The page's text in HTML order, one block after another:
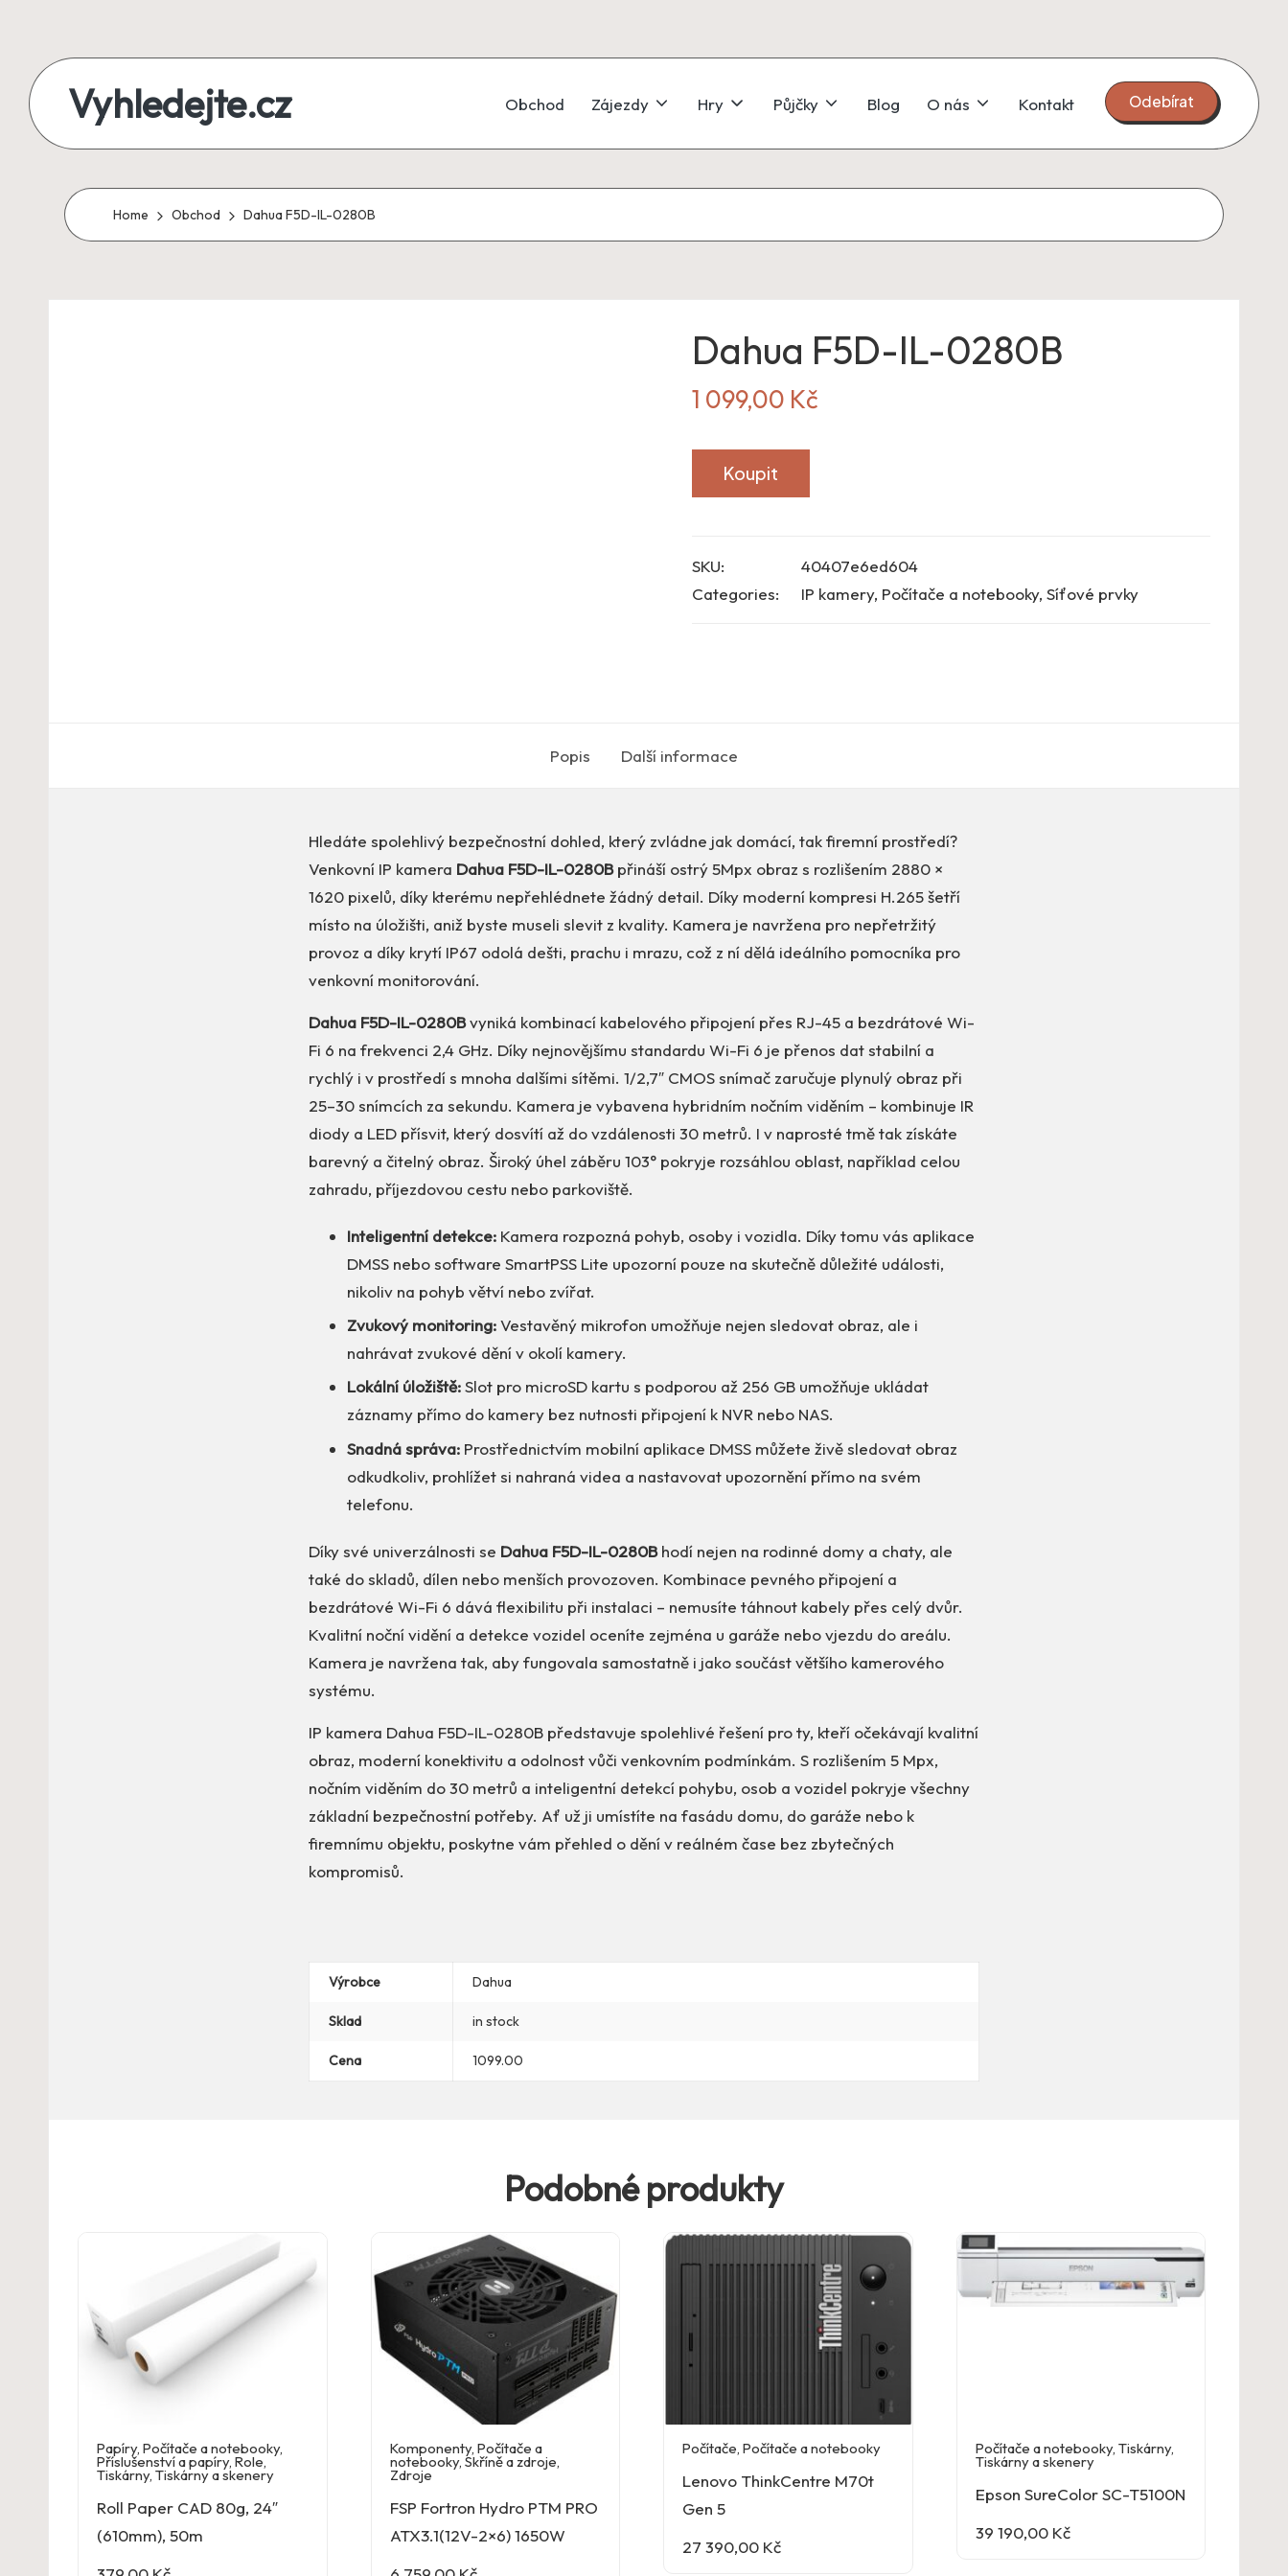
content
Vyhledejte.cz
produkty
i
Obchod Zájezdy Hry Půjčky Blog O nás Kontakt Odebírat
Home Obchod Dahua F5D-IL-0280B
Dahua F5D-IL-0280B
1 099,00 Kč
Koupit
SKU:
40407e6ed604
Categories:
IP kamery, Počítače a notebooky, Síťové prvky
Popis Další informace
Hledáte spolehlivý bezpečnostní dohled, který zvládne jak domácí, tak firemní prostředí?
Venkovní IP kamera Dahua F5D-IL-0280Bpřináší ostrý 5Mpx obraz s rozlišením 2880 ×
1620 pixelů, díky kterému nepřehlédnete žádný detail. Díky moderní kompresi H.265 šetří
místo na úložišti, aniž byste museli slevit z kvality. Kamera je navržena pro nepřetržitý
provoz a díky krytí IP67 odolá dešti, prachu i mrazu, což z ní dělá ideálního pomocníka pro
venkovní monitorování.
Dahua F5D-IL-0280Bvyniká kombinací kabelového připojení přes RJ-45 a bezdrátové Wi-
Fi 6 na frekvenci 2,4 GHz. Díky nejnovějšímu standardu Wi-Fi 6 je přenos dat stabilní a
rychlý i v prostředí s mnoha dalšími sítěmi. 1/2,7″ CMOS snímač zaručuje plynulý obraz při
25–30 snímcích za sekundu. Kamera je vybavena hybridním nočním viděním – kombinuje IR
diody a LED přísvit, který dosvítí až do vzdálenosti 30 metrů. I v naprosté tmě tak získáte
barevný a čitelný obraz. Široký úhel záběru 103° pokryje rozsáhlou oblast, například celou
zahradu, příjezdovou cestu nebo parkoviště.
Inteligentní detekce: Kamera rozpozná pohyb, osoby i vozidla. Díky tomu vás aplikace
DMSS nebo software SmartPSS Lite upozorní pouze na skutečně důležité události,
nikoliv na pohyb větví nebo zvířat.
Zvukový monitoring:Vestavěný mikrofon umožňuje nejen sledovat obraz, ale i
nahrávat zvukové dění v okolí kamery.
Lokální úložiště:Slot pro microSD kartu s podporou až 256 GB umožňuje ukládat
záznamy přímo do kamery bez nutnosti připojení k NVR nebo NAS.
Snadná správa: Prostřednictvím mobilní aplikace DMSS můžete živě sledovat obraz
odkudkoliv, prohlížet si nahraná videa a nastavovat upozornění přímo na svém
telefonu.
Díky své univerzálnosti se Dahua F5D-IL-0280Bhodí nejen na rodinné domy a chaty, ale
také do skladů, dílen nebo menších provozoven. Kombinace pevného připojení a
bezdrátové Wi-Fi 6 dává flexibilitu při instalaci – nemusíte táhnout kabely přes celý dvůr.
Kvalitní noční vidění a detekce vozidel oceníte zejména u garáže nebo vjezdu do areálu.
Kamera je navržena tak, aby fungovala samostatně i jako součást většího kamerového
systému.
IP kamera Dahua F5D-IL-0280B představuje spolehlivé řešení pro ty, kteří očekávají kvalitní
obraz, moderní konektivitu a odolnost vůči venkovním podmínkám. S rozlišením 5 Mpx,
nočním viděním do 30 metrů a inteligentní detekcí pohybu, osob a vozidel pokryje všechny
základní bezpečnostní potřeby. Ať už ji umístíte na fasádu domu, do garáže nebo k
firemnímu objektu, poskytne vám přehled o dění v reálném čase bez zbytečných
kompromisů.
Výrobce Dahua
Sklad in stock
Cena 1099.00
Podobné produkty
Papíry, Počítače a notebooky,
Příslušenství a papíry, Role,
Tiskárny, Tiskárny a skenery
Roll Paper CAD 80g, 24″
(610mm), 50m
Komponenty, Počítače a
notebooky, Skříně a zdroje,
Zdroje
FSP Fortron Hydro PTM PRO
ATX3.1(12V-2×6) 1650W
Počítače,Počítače a notebooky
Lenovo ThinkCentre M70t
Gen 5
27 390,00 Kč
Počítače a notebooky, Tiskárny,
Tiskárny a skenery
Epson SureColor SC-T5100N
39 190,00 Kč